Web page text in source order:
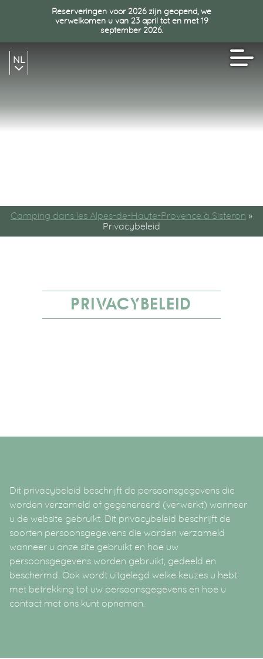
Reserveringen voor 2026 zijn geopend, we
verwelkomen u van 23 april tot en met 19
september 2026.
NL
Camping dans les Alpes-de-Haute-Provence à Sisteron »
Privacybeleid
PRIVACYBELEID
Dit privacybeleid beschrijft de persoonsgegevens die
worden verzameld of gegenereerd (verwerkt) wanneer
u de website gebruikt. Dit privacybeleid beschrijft de
soorten persoonsgegevens die worden verzameld
wanneer u onze site gebruikt en hoe uw
persoonsgegevens worden gebruikt, gedeeld en
beschermd. Ook wordt uitgelegd welke keuzes u hebt
met betrekking tot uw persoonsgegevens en hoe u
contact met ons kunt opnemen.